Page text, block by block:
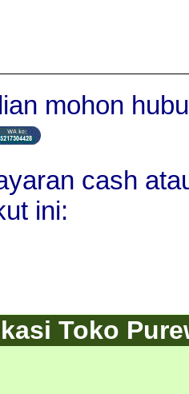
mohon
cash
ini:
Toko